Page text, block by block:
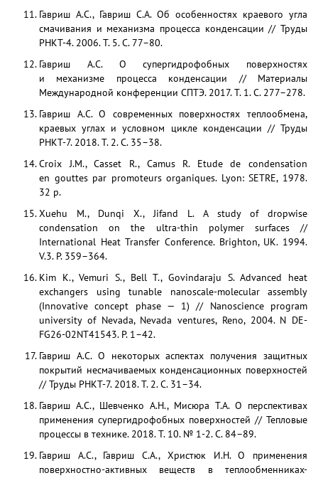
Гавриш А.С., Гавриш С.А. Об особенностях краевого угла
смачивания и механизма процесса конденсации // Труды
РНКТ-4. 2006. Т. 5. С. 77–80.
Гавриш А.С. О супергидрофобных поверхностях
и механизме процесса конденсации // Материалы
Международной конференции СПТЭ. 2017. Т. 1. С. 277–278.
Гавриш А.С. О современных поверхностях теплообмена,
краевых углах и условном цикле конденсации // Труды
РНКТ-7. 2018. Т. 2. С. 35–38.
Croix J.M., Casset R., Camus R. Etude de condensation
en gouttes par promoteurs organiques. Lyon: SETRE, 1978.
32 p.
Xuehu M., Dunqi X., Jifand L. A study of dropwise
condensation on the ultra-thin polymer surfaces //
International Heat Transfer Conference. Brighton, UK. 1994.
V.3. P. 359–364.
Kim K., Vemuri S., Bell T., Govindaraju S. Advanced heat
exchangers using tunable nanoscale-molecular assembly
(Innovative concept phase — 1) // Nanoscience program
university of Nevada, Nevada ventures, Reno, 2004. N DE-
FG26-02NT41543. P. 1–42.
Гавриш А.С. О некоторых аспектах получения защитных
покрытий несмачиваемых конденсационных поверхностей
// Труды РНКТ-7. 2018. Т. 2. С. 31–34.
Гавриш А.С., Шевченко А.Н., Мисюра Т.А. О перспективах
применения супергидрофобных поверхностей // Тепловые
процессы в технике. 2018. Т. 10. № 1-2. С. 84–89.
Гавриш А.С., Гавриш С.А., Христюк И.Н. О применения
поверхностно-активных веществ в теплообменниках-